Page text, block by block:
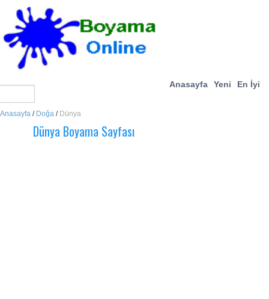
Anasayfa Yeni En İyi
Anasayfa / Doğa / Dünya
Dünya Boyama Sayfası